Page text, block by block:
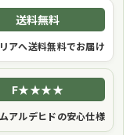
送料無料
アへ送料無料でお届け
F★★★★
アルデヒドの安心仕様